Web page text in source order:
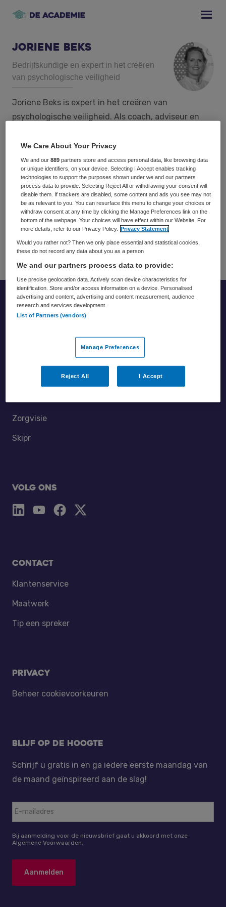
Joriene Beks
Bedrijfskundige en expert in het creëren
van psychologische veiligheid
Joriene Beks is expert in het creëren van
psychologische veiligheid. Als coach, adviseur en
manier een continu lerende aanspreekcultuur te
ontwikkelen. Gebruikmakend van haar ruime
praktijkervaring weet zij mensen en teams op
onderbouwde, bevlogen én nuchtere wijze hiertoe in
beweging te zetten. Joriene is co-auteur van de
boeken Psychologische Veiligheid, Zo vorm je
vrijmoedige teams en De Veldgids Psychologische
Veiligheid.
Footer
Zorgvisie
Skipr
Volg ons
Contact
Klantenservice
Maatwerk
Tip een spreker
Privacy
Beheer cookievoorkeuren
Blijf op de hoogte
Schrijf u gratis in en ga iedere eerste maandag van
de maand geïnspireerd aan de slag!
Bij aanmelding voor de nieuwsbrief gaat u akkoord met onze
Algemene Voorwaarden.
We Care About Your Privacy
We and our889 partners store and access personal data, like browsing data
or unique identifiers, on your device. Selecting I Accept enables tracking
technologies to support the purposes shown under we and our partners
process data to provide. Selecting Reject All or withdrawing your consent will
disable them. If trackers are disabled, some content and ads you see may not
be as relevant to you. You can resurface this menu to change your choices or
withdraw consent at any time by clicking the Manage Preferences link on the
bottom of the webpage. Your choices will have effect within our Website. For
more details, refer to our Privacy Policy.
Privacy Statement
Would you rather not? Then we only place essential and statistical cookies,
these do not record any data about you as a person
We and our partners process data to provide:
Use precise geolocation data. Actively scan device characteristics for
identification. Store and/or access information on a device. Personalised
advertising and content, advertising and content measurement, audience
research and services development.
List of Partners (vendors)
Manage Preferences
Reject All I Accept